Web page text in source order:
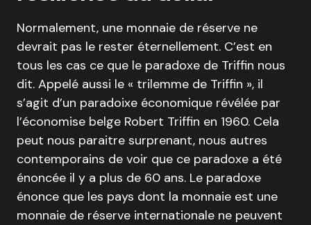
Normalement, une monnaie de réserve ne
devrait pas le rester éternellement. C’est en
tous les cas ce que le paradoxe de Triffin nous
dit. Appelé aussi le « trilemme de Triffin », il
s’agit d’un paradoixe économique révélée par
l’économise belge Robert Triffin en 1960. Cela
peut nous paraitre surprenant, nous autres
contemporains de voir que ce paradoxe a été
énoncée il y a plus de 60 ans. Le paradoxe
énonce que les pays dont la monnaie est une
monnaie de réserve internationale ne peuvent